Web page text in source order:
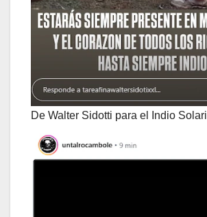
De Walter Sidotti para el Indio Solari